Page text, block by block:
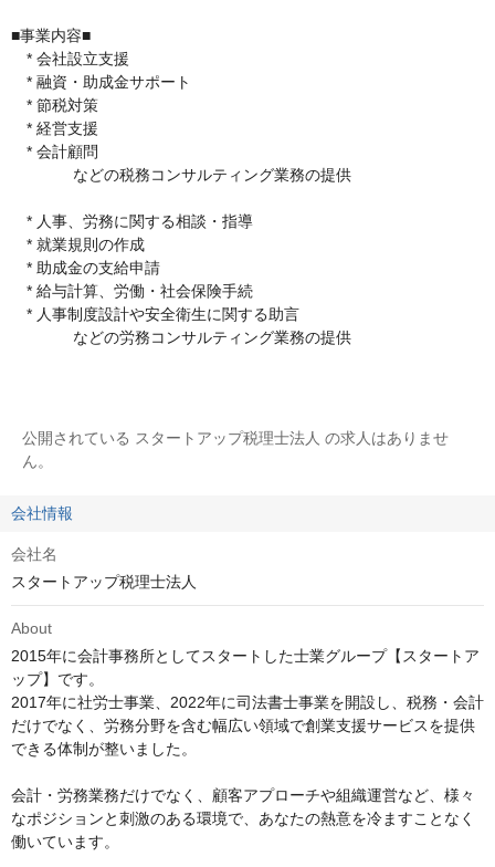
■事業内容■
* 会社設立支援
* 融資・助成金サポート
* 節税対策
* 経営支援
* 会計顧問
などの税務コンサルティング業務の提供
* 人事、労務に関する相談・指導
* 就業規則の作成
* 助成金の支給申請
* 給与計算、労働・社会保険手続
* 人事制度設計や安全衛生に関する助言
などの労務コンサルティング業務の提供
公開されている スタートアップ税理士法人 の求人はありませ
ん。
会社情報
会社名
スタートアップ税理士法人
About
2015年に会計事務所としてスタートした士業グループ【スタートア
ップ】です。
2017年に社労士事業、2022年に司法書士事業を開設し、税務・会計
だけでなく、労務分野を含む幅広い領域で創業支援サービスを提供
できる体制が整いました。
会計・労務業務だけでなく、顧客アプローチや組織運営など、様々
なポジションと刺激のある環境で、あなたの熱意を冷ますことなく
働いています。